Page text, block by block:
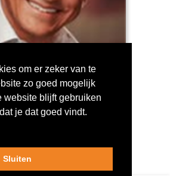
in om te stemmen!
om er zeker van te
zo goed mogelijk
website blijft gebruiken
je dat goed vindt.
Sluiten